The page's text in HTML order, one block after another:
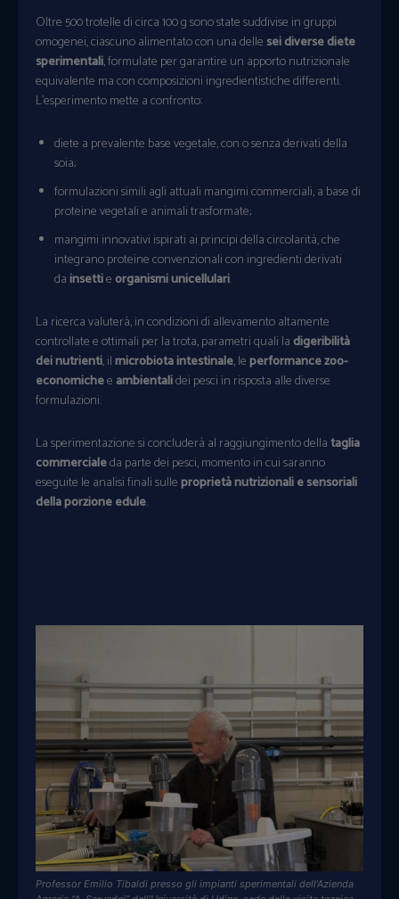
Oltre 500 trotelle di circa 100 g sono state suddivise in gruppi
omogenei, ciascuno alimentato con una dellesei diverse diete
sperimentali, formulate per garantire un apporto nutrizionale
equivalente ma con composizioni ingredientistiche differenti.
L’esperimento mette a confronto:
diete a prevalente base vegetale, con o senza derivati della
soia;
formulazioni simili agli attuali mangimi commerciali, a base di
proteine vegetali e animali trasformate;
mangimi innovativi ispirati ai principi della circolarità, che
integrano proteine convenzionali con ingredienti derivati
dainsettieorganismi unicellulari.
La ricerca valuterà, in condizioni di allevamento altamente
controllate e ottimali per la trota, parametri quali ladigeribilità
dei nutrienti, ilmicrobiota intestinale, leperformance zoo-
economichee ambientalidei pesci in risposta alle diverse
formulazioni.
La sperimentazione si concluderà al raggiungimento dellataglia
commercialeda parte dei pesci, momento in cui saranno
eseguite le analisi finali sulleproprietà nutrizionali e sensoriali
della porzione edule.
Professor Emilio Tibaldi presso gli impianti sperimentali dell’Azienda